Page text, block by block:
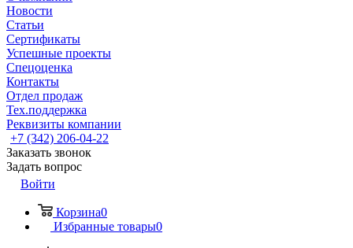
Новости
Статьи
Сертификаты
Успешные проекты
Спецоценка
Контакты
Отдел продаж
Тех.поддержка
Реквизиты компании
+7 (342) 206-04-22
Заказать звонок
Задать вопрос
Войти
Корзина0
Избранные товары0